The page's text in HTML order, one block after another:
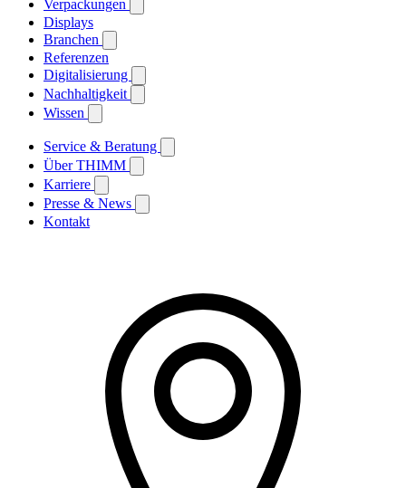
Verpackungen
Displays
Branchen
Referenzen
Digitalisierung
Nachhaltigkeit
Wissen
Service & Beratung
Über THIMM
Karriere
Presse & News
Kontakt